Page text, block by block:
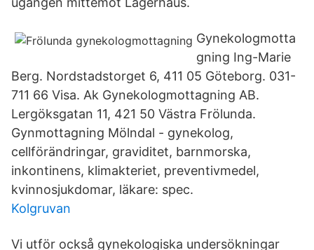
Gynekologmotta
gning Ing-Marie
Berg. Nordstadstorget 6, 411 05 Göteborg. 031-
711 66 Visa. Ak Gynekologmottagning AB.
Lergöksgatan 11, 421 50 Västra Frölunda.
Gynmottagning Mölndal - gynekolog,
cellförändringar, graviditet, barnmorska,
inkontinens, klimakteriet, preventivmedel,
kvinnosjukdomar, läkare: spec.
Kolgruvan
Vi utför också gynekologiska undersökningar